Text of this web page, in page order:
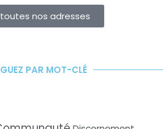
nos adresses
PAR MOT-CLÉ